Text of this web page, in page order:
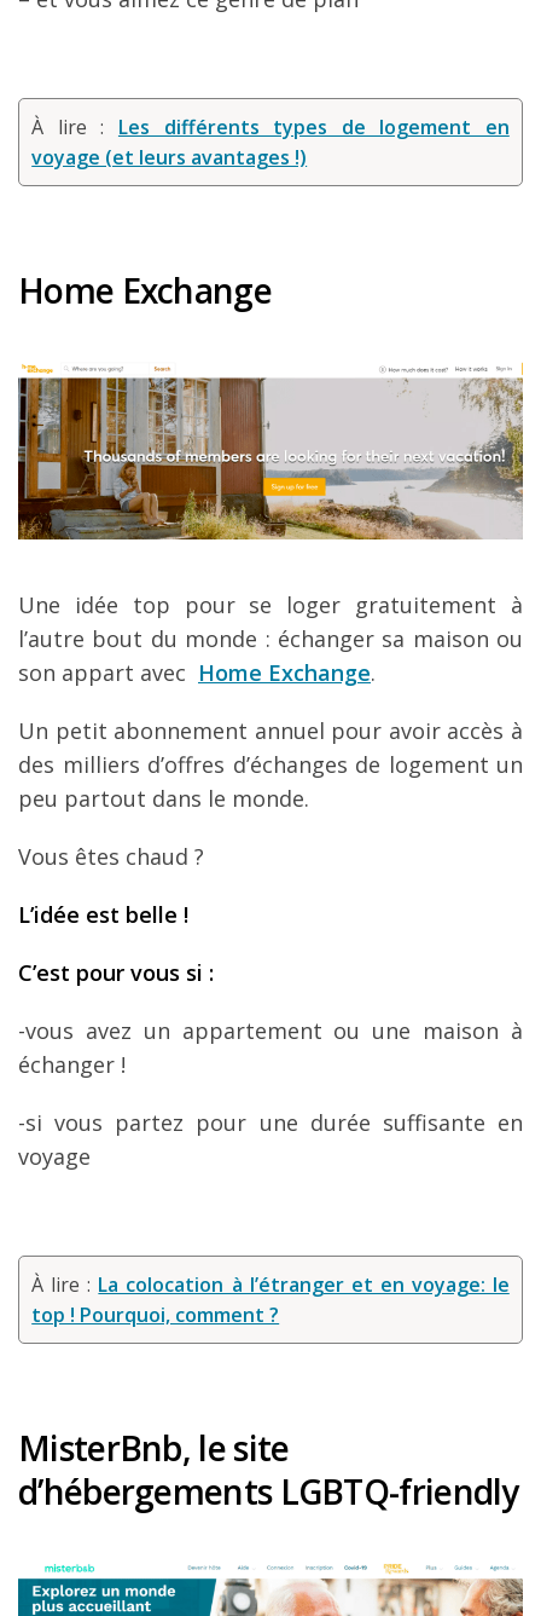
À lire : Les différents types de logement en
voyage (et leurs avantages !)
Home Exchange
Une idée top pour se loger gratuitement à
l’autre bout du monde : échanger sa maison ou
son appart avec Home Exchange.
Un petit abonnement annuel pour avoir accès à
des milliers d’offres d’échanges de logement un
peu partout dans le monde.
Vous êtes chaud ?
L’idée est belle !
C’est pour vous si :
-vous avez un appartement ou une maison à
échanger !
-si vous partez pour une durée suffisante en
voyage
À lire : La colocation à l’étranger et en voyage: le
top ! Pourquoi, comment ?
MisterBnb, le site
d’hébergements LGBTQ-friendly